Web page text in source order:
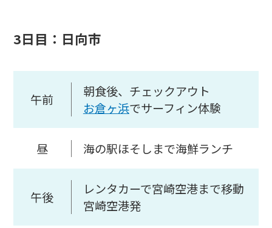
3日目：日向市
午前
朝食後、チェックアウト
お倉ヶ浜でサーフィン体験
昼 海の駅ほそしまで海鮮ランチ
午後
レンタカーで宮崎空港まで移動
宮崎空港発